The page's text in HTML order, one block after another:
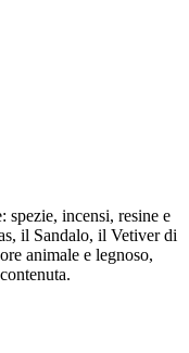
incensi, resine e
il Sandalo, il Vetiver di
animale e legnoso,